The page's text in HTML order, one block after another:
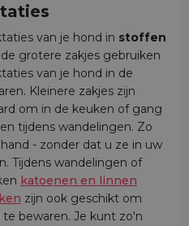
van je hond in stoffen
grotere zakjes gebruiken
van je hond in de
Kleinere zakjes zijn
om in de keuken of gang
tijdens wandelingen. Zo
- zonder dat u ze in uw
Tijdens wandelingen of
katoenen en linnen
zijn ook geschikt om
bewaren. Je kunt zo'n